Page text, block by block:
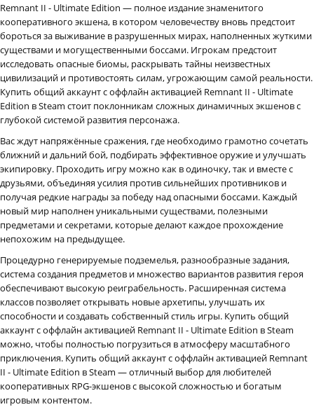
Remnant II - Ultimate Edition — полное издание знаменитого
кооперативного экшена, в котором человечеству вновь предстоит
бороться за выживание в разрушенных мирах, наполненных жуткими
существами и могущественными боссами. Игрокам предстоит
исследовать опасные биомы, раскрывать тайны неизвестных
цивилизаций и противостоять силам, угрожающим самой реальности.
Купить общий аккаунт с оффлайн активацией Remnant II - Ultimate
Edition в Steam стоит поклонникам сложных динамичных экшенов с
глубокой системой развития персонажа.
Вас ждут напряжённые сражения, где необходимо грамотно сочетать
ближний и дальний бой, подбирать эффективное оружие и улучшать
экипировку. Проходить игру можно как в одиночку, так и вместе с
друзьями, объединяя усилия против сильнейших противников и
получая редкие награды за победу над опасными боссами. Каждый
новый мир наполнен уникальными существами, полезными
предметами и секретами, которые делают каждое прохождение
непохожим на предыдущее.
Процедурно генерируемые подземелья, разнообразные задания,
система создания предметов и множество вариантов развития героя
обеспечивают высокую реиграбельность. Расширенная система
классов позволяет открывать новые архетипы, улучшать их
способности и создавать собственный стиль игры. Купить общий
аккаунт с оффлайн активацией Remnant II - Ultimate Edition в Steam
можно, чтобы полностью погрузиться в атмосферу масштабного
приключения. Купить общий аккаунт с оффлайн активацией Remnant
II - Ultimate Edition в Steam — отличный выбор для любителей
кооперативных RPG-экшенов с высокой сложностью и богатым
игровым контентом.